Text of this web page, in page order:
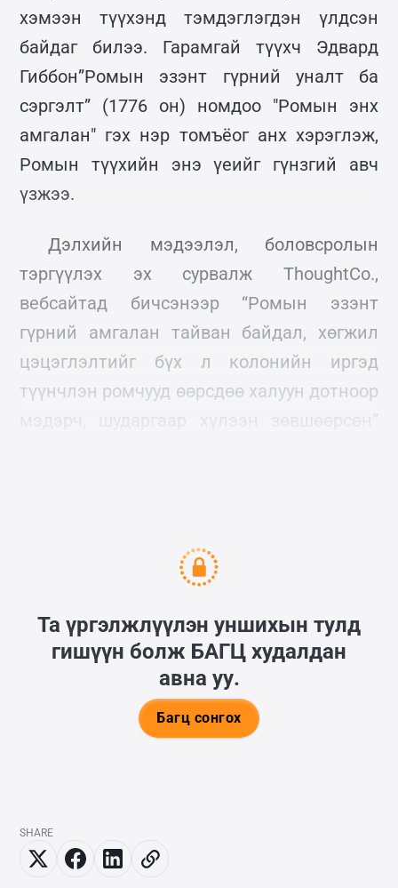
хэмээн түүхэнд тэмдэглэгдэн үлдсэн
байдаг билээ. Гарамгай түүхч Эдвард
Гиббон”Ромын эзэнт гүрний уналт ба
сэргэлт” (1776 он) номдоо "Ромын энх
амгалан" гэх нэр томъёог анх хэрэглэж,
Ромын түүхийн энэ үеийг гүнзгий авч
үзжээ.
Дэлхийн мэдээлэл, боловсролын
тэргүүлэх эх сурвалж ThoughtCo.,
вебсайтад бичсэнээр “Ромын эзэнт
гүрний амгалан тайван байдал, хөгжил
цэцэглэлтийг бүх л колонийн иргэд
түүнчлэн ромчууд өөрсдөө халуун дотноор
Та үргэлжлүүлэн уншихын тулд
гишүүн болж БАГЦ худалдан
авна уу.
Багц сонгох
SHARE